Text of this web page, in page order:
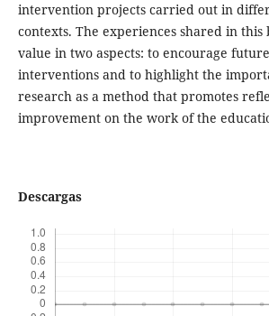
intervention projects carried out in
contexts. The experiences shared in this
value in two aspects: to encourage
interventions and to highlight the
research as a method that promotes
improvement on the work of the
Descargas